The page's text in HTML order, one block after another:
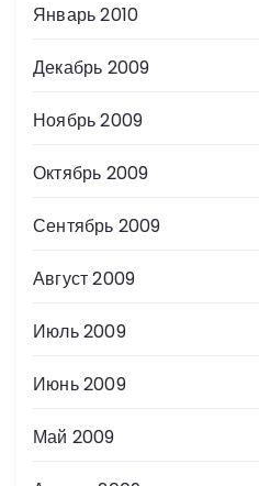
Январь 2010
Декабрь 2009
Ноябрь 2009
Октябрь 2009
Сентябрь 2009
Август 2009
Июль 2009
Июнь 2009
Май 2009